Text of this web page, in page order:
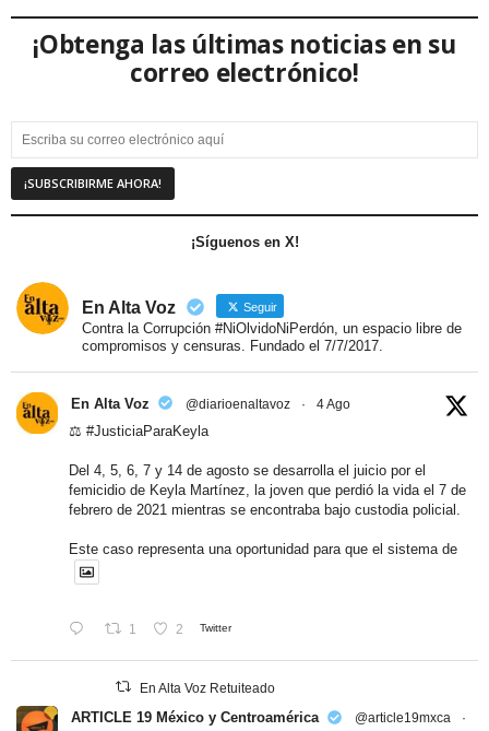
¡Obtenga las últimas noticias en su
correo electrónico!
¡Síguenos en X!
En Alta Voz Seguir
Contra la Corrupción #NiOlvidoNiPerdón, un espacio libre de
compromisos y censuras. Fundado el 7/7/2017.
En Alta Voz @diarioenaltavoz · 4 Ago
⚖️ #JusticiaParaKeyla
Del 4, 5, 6, 7 y 14 de agosto se desarrolla el juicio por el
femicidio de Keyla Martínez, la joven que perdió la vida el 7 de
febrero de 2021 mientras se encontraba bajo custodia policial.
Este caso representa una oportunidad para que el sistema de
1 2 Twitter
En Alta Voz Retuiteado
ARTICLE 19 México y Centroamérica @article19mxca
·